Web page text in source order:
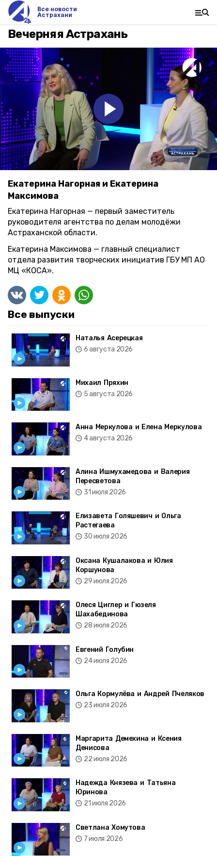
Все новости
Астрахани
Вечерняя Астрахань
Екатерина Нагорная и Екатерина
Максимова
Екатерина Нагорная — первый заместитель
руководителя агентства по делам молодёжи
Астраханской области.
Екатерина Максимова — главный специалист
отдела развития творческих инициатив ГБУ МП АО
МЦ «КОСА».
Все выпуски
Наталья Асерецкая
6 августа 2026
Михаил Пряхин
5 августа 2026
Анна Меркулова и Елена Меркулова
4 августа 2026
Алина Ишмухамедова и Валерия
Пересветова
31 июля 2026
Елизавета Голяшевич и Ольга
Растегаева
30 июля 2026
Оксана Кушалакова и Юлия
Коршунова
29 июля 2026
Олеся Циглер и Гюзеля
Шахабединова
28 июля 2026
Евгений Голубин
24 июля 2026
Ольга Кормулёва и Андрей Пчеляков
23 июля 2026
Маргарита Демехина и Ксения
Денисова
22 июля 2026
Надежда Князева и Татьяна
Юринова
21 июля 2026
Светлана Хомутова
7 июля 2026